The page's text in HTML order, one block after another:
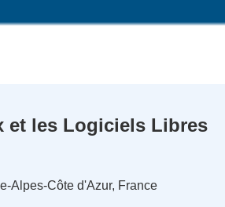
et les Logiciels Libres
Alpes-Côte d'Azur, France